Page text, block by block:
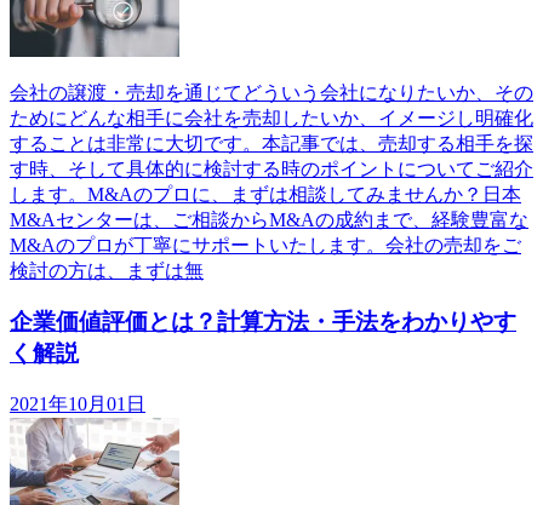
会社の譲渡・売却を通じてどういう会社になりたいか、その
ためにどんな相手に会社を売却したいか、イメージし明確化
することは非常に大切です。本記事では、売却する相手を探
す時、そして具体的に検討する時のポイントについてご紹介
します。M&Aのプロに、まずは相談してみませんか？日本
M&Aセンターは、ご相談からM&Aの成約まで、経験豊富な
M&Aのプロが丁寧にサポートいたします。会社の売却をご
検討の方は、まずは無
企業価値評価とは？計算方法・手法をわかりやす
く解説
2021年10月01日